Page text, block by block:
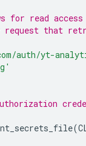
for read
that
auth/yt-
(